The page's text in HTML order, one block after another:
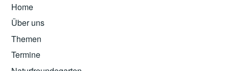
Home
Über uns
Themen
Termine